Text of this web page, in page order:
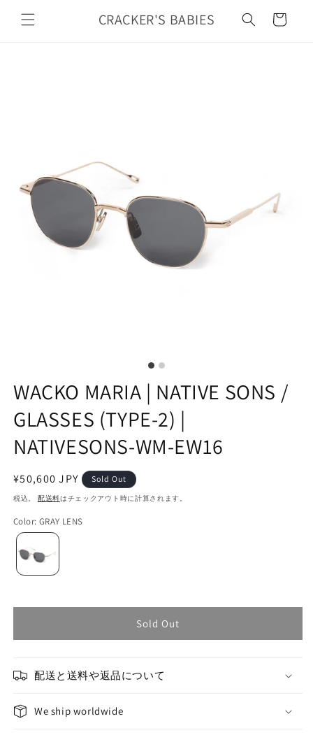
ンツに
進む
CRACKER'S BABIES
ー
WACKO MARIA | NATIVE SONS /
GLASSES (TYPE-2) |
NATIVESONS-WM-EW16
通
常
格
¥50,600 JPY Sold Out
税込。 配送料はチェックアウト時に計算されます。
Color: GRAY LENS
Sold Out
配送と送料や返品について
We ship worldwide